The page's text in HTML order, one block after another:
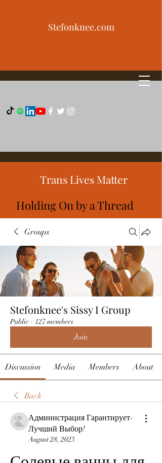
Stefonknee.com
Holding On by a Thread
Trans Lives Matter
Groups
Stefonknee's Sissy I Group
Public · 127 members
Join
Discussion Media Members About
Back
Администрация Гарантирует-
Лучший Выбор!
August 28, 2023